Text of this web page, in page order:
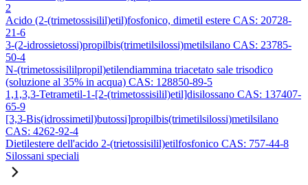
2
Acido (2-(trimetossisilil)etil)fosfonico, dimetil estere CAS: 20728-
21-6
3-(2-idrossietossi)propilbis(trimetilsilossi)metilsilano CAS: 23785-
50-4
N-(trimetossisililpropil)etilendiammina triacetato sale trisodico
(soluzione al 35% in acqua) CAS: 128850-89-5
1,1,3,3-Tetrametil-1-[2-(trimetossisilil)etil]disilossano CAS: 137407-
65-9
[3,3-Bis(idrossimetil)butossi]propilbis(trimetilsilossi)metilsilano
CAS: 4262-92-4
Dietilestere dell'acido 2-(trietossisilil)etilfosfonico CAS: 757-44-8
Silossani speciali